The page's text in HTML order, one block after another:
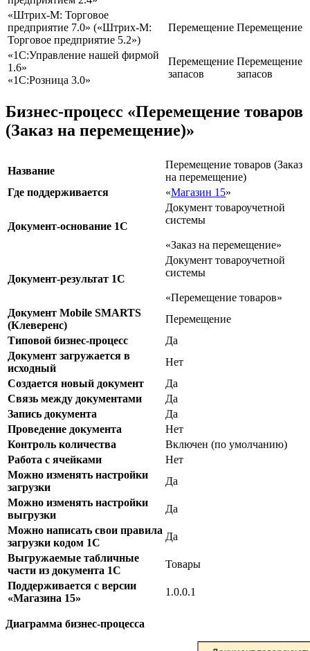
«Штрих-М: Торговое
предприятие 7.0» («Штрих-М:
Торговое предприятие 5.2»)
Перемещение Перемещение
«1С:Управление нашей фирмой
1.6»
«1С:Розница 3.0»
Перемещение
запасов
Перемещение
запасов
Бизнес-процесс «Перемещение товаров
(Заказ на перемещение)»
Название
Перемещение товаров (Заказ
на перемещение)
Где поддерживается
«Магазин 15»
Документ-основание 1С
Документ товароучетной
системы
«Заказ на перемещение»
Документ-результат 1С
Документ товароучетной
системы
«Перемещение товаров»
Документ Mobile SMARTS
(Клеверенс)
Перемещение
Типовой бизнес-процесс
Да
Документ загружается в
исходный
Нет
Создается новый документ
Да
Связь между документами
Да
Запись документа
Да
Проведение документа
Нет
Контроль количества
Включен (по умолчанию)
Работа с ячейками
Нет
Можно изменять настройки
загрузки
Да
Можно изменять настройки
выгрузки
Да
Можно написать свои правила
загрузки кодом 1С
Да
Выгружаемые табличные
части из документа 1С
Товары
Поддерживается с версии
«Магазина 15»
1.0.0.1
Диаграмма бизнес-процесса